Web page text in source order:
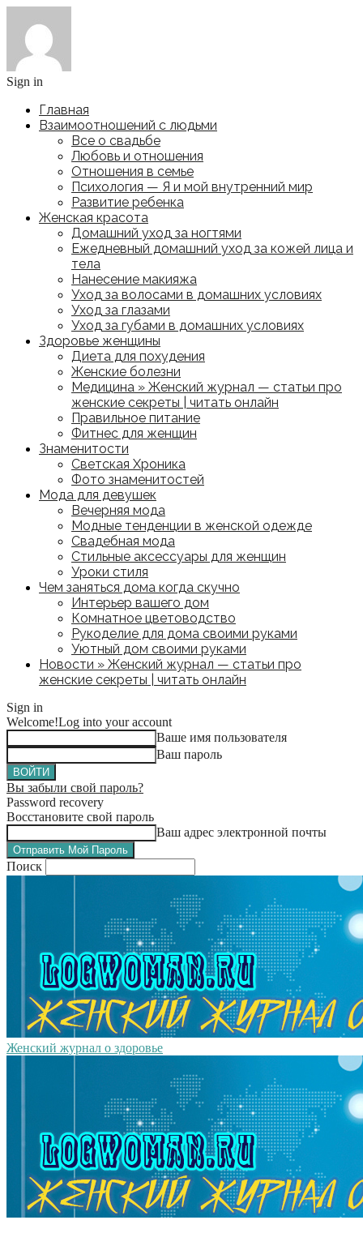
Sign in
Главная
Взаимоотношений с людьми
Все о свадьбе
Любовь и отношения
Отношения в семье
Психология — Я и мой внутренний мир
Развитие ребенка
Женская красота
Домашний уход за ногтями
Ежедневный домашний уход за кожей лица и
тела
Нанесение макияжа
Уход за волосами в домашних условиях
Уход за глазами
Уход за губами в домашних условиях
Здоровье женщины
Диета для похудения
Женские болезни
Медицина » Женский журнал — статьи про
женские секреты | читать онлайн
Правильное питание
Фитнес для женщин
Знаменитости
Светская Хроника
Фото знаменитостей
Мода для девушек
Вечерняя мода
Модные тенденции в женской одежде
Свадебная мода
Стильные аксессуары для женщин
Уроки стиля
Чем заняться дома когда скучно
Интерьер вашего дом
Комнатное цветоводство
Рукоделие для дома своими руками
Уютный дом своими руками
Новости » Женский журнал — статьи про
женские секреты | читать онлайн
Sign in
Welcome!Log into your account
Ваше имя пользователя
Ваш пароль
Вы забыли свой пароль?
Password recovery
Восстановите свой пароль
Ваш адрес электронной почты
Поиск
Женский журнал о здоровье